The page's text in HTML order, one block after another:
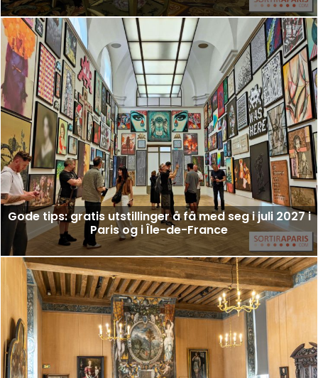
Gode tips: gratis utstillinger å få med seg i juli 2027 i
Paris og i Île-de-France